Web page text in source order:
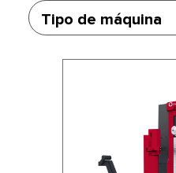
Tipo de máquina